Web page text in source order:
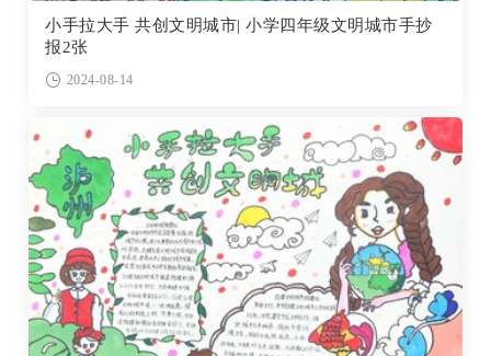
小手拉大手 共创文明城市| 小学四年级文明城市手抄
报2张
2024-08-14